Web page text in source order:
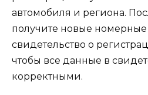
автомобиля и региона.
получите новые номерные
свидетельство о
чтобы все данные в
корректными.